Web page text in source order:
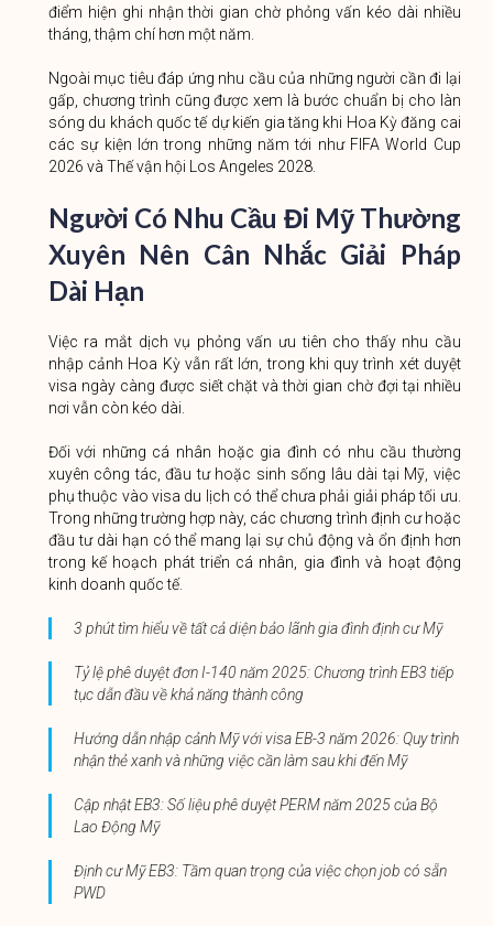
điểm hiện ghi nhận thời gian chờ phỏng vấn kéo dài nhiều
tháng, thậm chí hơn một năm.
Ngoài mục tiêu đáp ứng nhu cầu của những người cần đi lại
gấp, chương trình cũng được xem là bước chuẩn bị cho làn
sóng du khách quốc tế dự kiến gia tăng khi Hoa Kỳ đăng cai
các sự kiện lớn trong những năm tới như FIFA World Cup
2026 và Thế vận hội Los Angeles 2028.
Người Có Nhu Cầu Đi Mỹ Thường
Xuyên Nên Cân Nhắc Giải Pháp
Dài Hạn
Việc ra mắt dịch vụ phỏng vấn ưu tiên cho thấy nhu cầu
nhập cảnh Hoa Kỳ vẫn rất lớn, trong khi quy trình xét duyệt
visa ngày càng được siết chặt và thời gian chờ đợi tại nhiều
nơi vẫn còn kéo dài.
Đối với những cá nhân hoặc gia đình có nhu cầu thường
xuyên công tác, đầu tư hoặc sinh sống lâu dài tại Mỹ, việc
phụ thuộc vào visa du lịch có thể chưa phải giải pháp tối ưu.
Trong những trường hợp này, các chương trình định cư hoặc
đầu tư dài hạn có thể mang lại sự chủ động và ổn định hơn
trong kế hoạch phát triển cá nhân, gia đình và hoạt động
kinh doanh quốc tế.
3 phút tìm hiểu về tất cả diện bảo lãnh gia đình định cư Mỹ
Tỷ lệ phê duyệt đơn I-140 năm 2025: Chương trình EB3 tiếp
tục dẫn đầu về khả năng thành công
Hướng dẫn nhập cảnh Mỹ với visa EB-3 năm 2026: Quy trình
nhận thẻ xanh và những việc cần làm sau khi đến Mỹ
Cập nhật EB3: Số liệu phê duyệt PERM năm 2025 của Bộ
Lao Động Mỹ
Định cư Mỹ EB3: Tầm quan trọng của việc chọn job có sẵn
PWD